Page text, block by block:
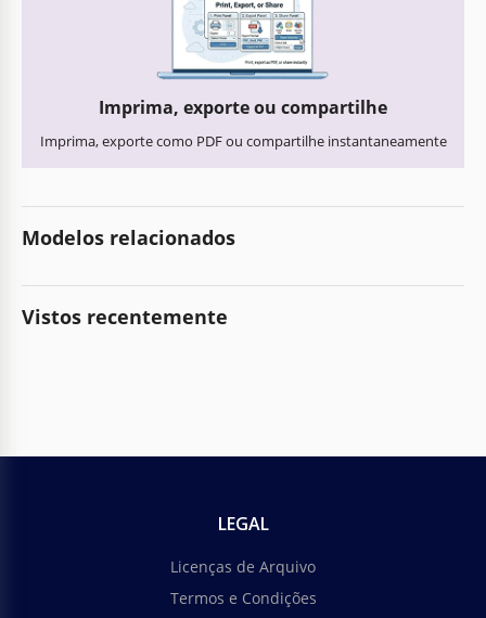
Imprima, exporte ou compartilhe
Imprima, exporte como PDF ou compartilhe instantaneamente
Modelos relacionados
Vistos recentemente
LEGAL
Licenças de Arquivo
Termos e Condições